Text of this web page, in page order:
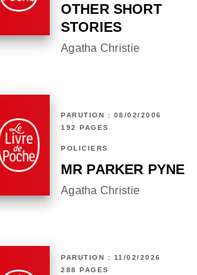
OTHER SHORT
STORIES
Agatha Christie
PARUTION : 08/02/2006
192 PAGES
POLICIERS
MR PARKER PYNE
Agatha Christie
PARUTION : 11/02/2026
288 PAGES